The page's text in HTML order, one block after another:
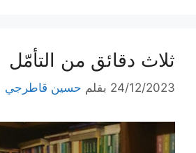
ثلاث دقائق من التأمّل
24/12/2023 بقلم حسين قاطرجي